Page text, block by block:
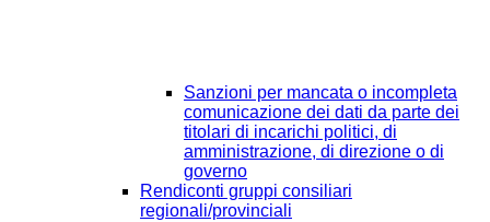
Sanzioni per mancata o incompleta
comunicazione dei dati da parte dei
titolari di incarichi politici, di
amministrazione, di direzione o di
governo
Rendiconti gruppi consiliari
regionali/provinciali